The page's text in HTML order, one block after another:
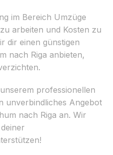
im Bereich Umzüge
arbeiten und Kosten zu
dir einen günstigen
nach Riga anbieten,
professionellen
unverbindliches Angebot
nach Riga an. Wir